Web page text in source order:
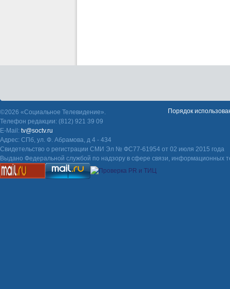
©2026 «Социальное Телевидение».
Телефон редакции: (812) 921 39 09
E-Mail: tv@soctv.ru
Адрес: СПб, ул. Ф. Абрамова, д 4 - 434
Свидетельство о регистрации СМИ Эл № ФС77-61954 от 02 июля 2015 года
Выдано Федеральной службой по надзору в сфере связи, информационных
Порядок